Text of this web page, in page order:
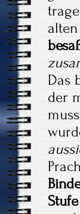
Das
der